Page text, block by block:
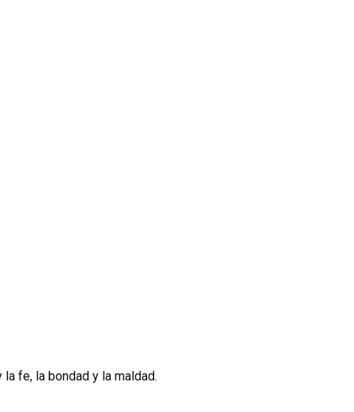
fe, la bondad y la maldad.